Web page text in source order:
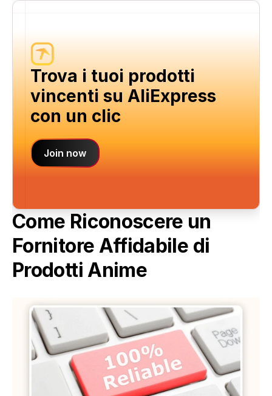
Trova i tuoi prodotti
vincenti su AliExpress
con un clic
Join now
Come Riconoscere un
Fornitore Affidabile di
Prodotti Anime